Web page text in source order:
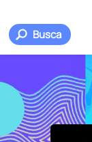
Busca